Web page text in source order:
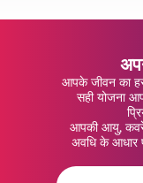
आपके जीवन का हर
सही योजना
आपकी आयु,
अवधि के आधार